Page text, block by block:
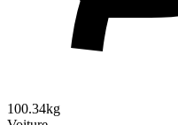
100.34kg